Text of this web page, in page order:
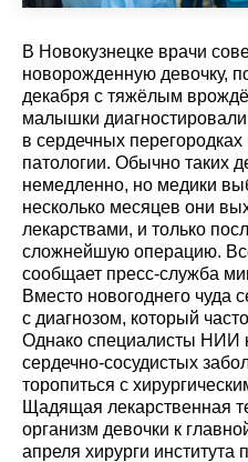
В Новокузнецке врачи
новорожденную девочку,
декабря с тяжёлым
малышки
в сердечных
патологии. Обычно таких
немедленно, но медики
несколько месяцев они
лекарствами, и только
сложнейшую операцию.
сообщает пресс-служба
Вместо новогоднего чуда
с диагнозом, который
Однако специалисты НИИ
сердечно-сосудистых
торопиться с
Щадящая лекарственная
организм девочки к
апреля хирурги института